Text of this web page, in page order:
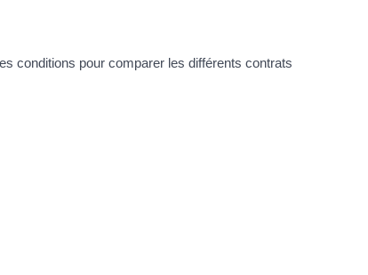
conditions pour comparer les différents contrats